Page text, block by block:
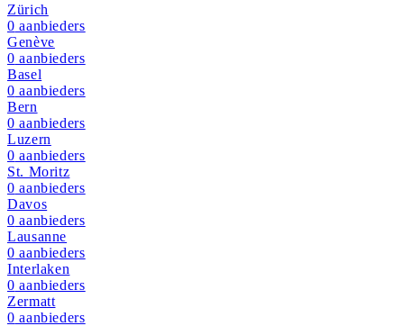
Zürich
0 aanbieders
Genève
0 aanbieders
Basel
0 aanbieders
Bern
0 aanbieders
Luzern
0 aanbieders
St. Moritz
0 aanbieders
Davos
0 aanbieders
Lausanne
0 aanbieders
Interlaken
0 aanbieders
Zermatt
0 aanbieders